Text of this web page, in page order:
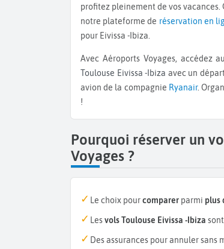
profitez pleinement de vos
notre plateforme de réservation en
pour Eivissa -Ibiza.
Avec Aéroports Voyages,
Toulouse Eivissa -Ibiza avec un
avion de la compagnie Ryanair.
!
Pourquoi réserver un
Voyages ?
Le choix pourcomparer parmi plus
Lesvols Toulouse Eivissa -Ibiza
Des assurances pour annuler sans